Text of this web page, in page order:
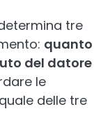
tre
quanto
del datore
le
delle tre